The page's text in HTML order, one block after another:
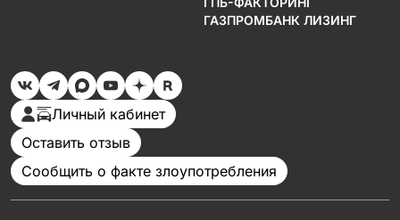
ГАЗПРОМБАНК ЛИЗИНГ
Личный кабинет
Оставить отзыв
Сообщить о факте злоупотребления